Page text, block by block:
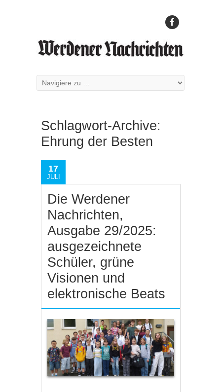
Schlagwort-Archive:
Ehrung der Besten
17
JULI
Die Werdener
Nachrichten,
Ausgabe 29/2025:
ausgezeichnete
Schüler, grüne
Visionen und
elektronische Beats